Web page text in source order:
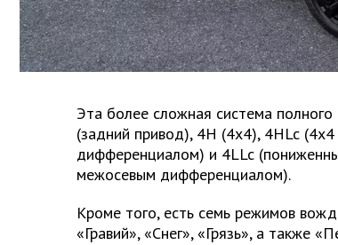
Эта более сложная система
(задний привод), 4H (4x4), 4HLc
дифференциалом) и 4LLc
межосевым дифференциалом).
Кроме того, есть семь режимов
«Гравий», «Снег», «Грязь», а также